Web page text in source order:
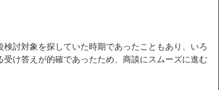
討対象を探していた時期であったこともあり、いろ
け答えが的確であったため、商談にスムーズに進む